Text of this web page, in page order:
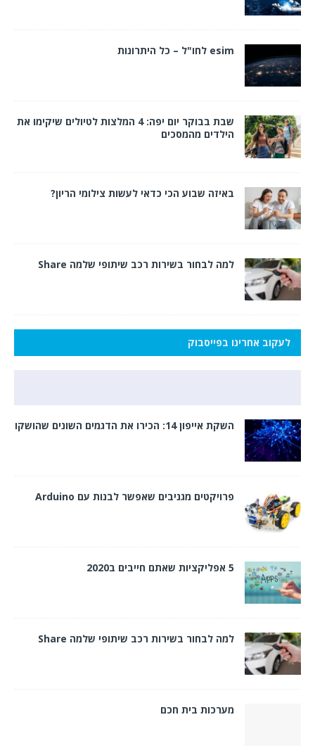
esim לחו"ל – כל היתרונות
שבת בבוקר יום יפה: 4 המלצות לטיולים שיקימו את
הילדים מהמסכים
באיזה שבוע הכי כדאי לעשות צילומי הריון?
למה לבחור בשירות רכב שיתופי שלמה Share
לעקוב אחרינו בפייסבוק
השקת אייפון 14: הכירו את הדגמים השונים שהושקו
פרויקטים מגניבים שאפשר לבנות עם Arduino
5 אפליקציות שאתם חייבים ב2020
למה לבחור בשירות רכב שיתופי שלמה Share
מערכות בית חכם